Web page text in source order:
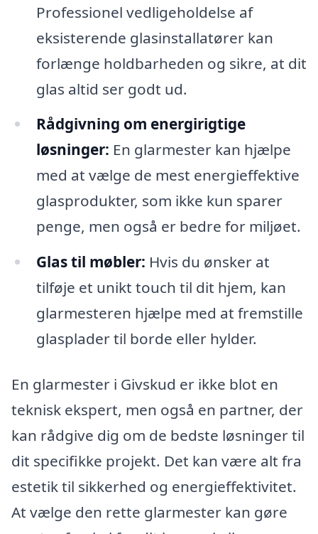
Professionel vedligeholdelse af
eksisterende glasinstallatører kan
forlænge holdbarheden og sikre, at dit
glas altid ser godt ud.
Rådgivning om energirigtige
løsninger: En glarmester kan hjælpe
med at vælge de mest energieffektive
glasprodukter, som ikke kun sparer
penge, men også er bedre for miljøet.
Glas til møbler: Hvis du ønsker at
tilføje et unikt touch til dit hjem, kan
glarmesteren hjælpe med at fremstille
glasplader til borde eller hylder.
En glarmester i Givskud er ikke blot en
teknisk ekspert, men også en partner, der
kan rådgive dig om de bedste løsninger til
dit specifikke projekt. Det kan være alt fra
estetik til sikkerhed og energieffektivitet.
At vælge den rette glarmester kan gøre